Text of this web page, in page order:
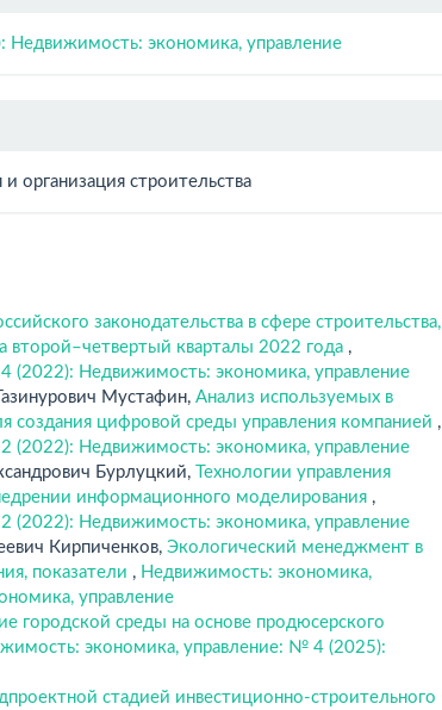
экономика, управление
и организация строительства
законодательства в сфере строительства,
кварталы 2022 года ,
(2022): Недвижимость: экономика, управление
Мустафин, Анализ используемых в
создания цифровой среды управления компанией ,
(2022): Недвижимость: экономика, управление
Бурлуцкий, Технологии управления
информационного моделирования ,
(2022): Недвижимость: экономика, управление
Кирпиченков, Экологический менеджмент в
показатели , Недвижимость: экономика,
управление
городской среды на основе продюсерского
экономика, управление: № 4 (2025):
стадией инвестиционно-строительного